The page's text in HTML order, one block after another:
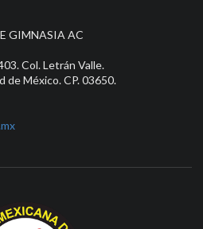
GIMNASIA AC
Col. Letrán Valle.
de México. CP. 03650.